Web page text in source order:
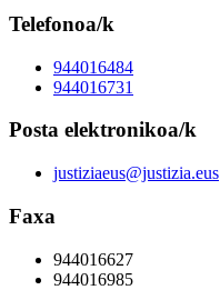
Telefonoa/k
944016484
944016731
Posta elektronikoa/k
justiziaeus@justizia.eus
Faxa
944016627
944016985